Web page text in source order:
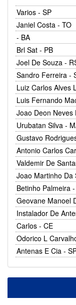
Varios - SP
Janiel Costa - TO
- BA
Brl Sat - PB
Joel De Souza -
Sandro Ferreira -
Luiz Carlos Alves
Luis Fernando
Joao Deon Neves
Urubatan Silva -
Gustavo
Antonio Carlos
Valdemir De
Joao Martinho Da
Betinho Palmeira
Geovane Manoel
Instalador De
Carlos - CE
Odorico L
Antenas E Cia -